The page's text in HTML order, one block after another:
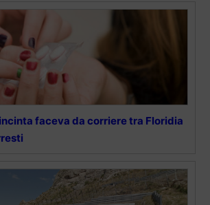
faceva da corriere tra Floridia